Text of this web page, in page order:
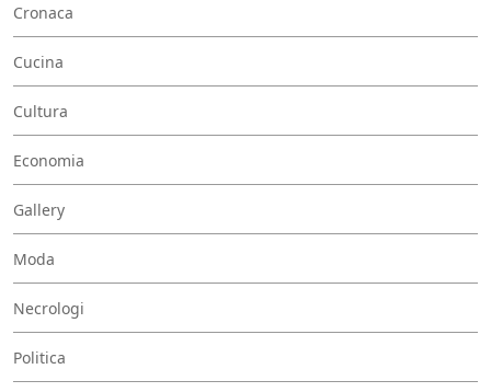
Cronaca
Cucina
Cultura
Economia
Gallery
Moda
Necrologi
Politica